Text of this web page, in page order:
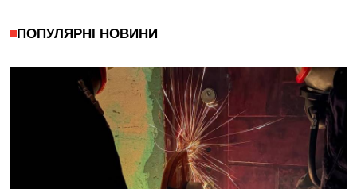
ПОПУЛЯРНІ НОВИНИ